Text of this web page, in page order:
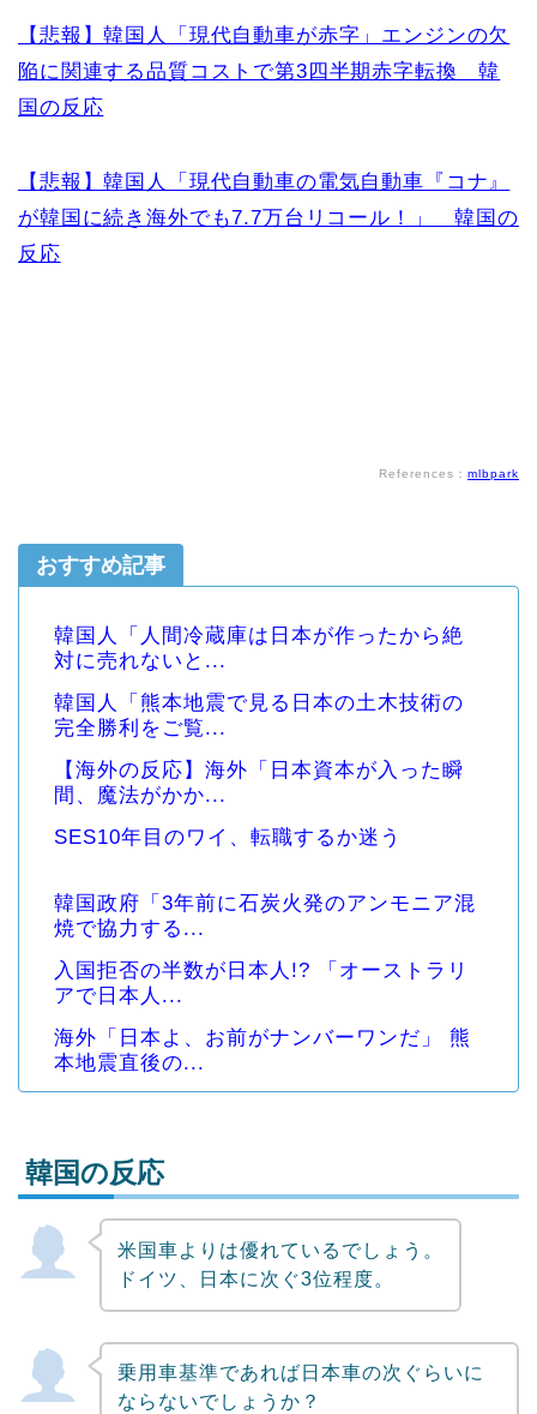
【悲報】韓国人「現代自動車が赤字」エンジンの欠
陥に関連する品質コストで第3四半期赤字転換 韓
国の反応
【悲報】韓国人「現代自動車の電気自動車『コナ』
が韓国に続き海外でも7.7万台リコール！」 韓国の
反応
References： mlbpark
おすすめ記事
韓国人「人間冷蔵庫は日本が作ったから絶
対に売れないと...
韓国人「熊本地震で見る日本の土木技術の
完全勝利をご覧...
【海外の反応】海外「日本資本が入った瞬
間、魔法がかか...
SES10年目のワイ、転職するか迷う
韓国政府「3年前に石炭火発のアンモニア混
焼で協力する...
入国拒否の半数が日本人!? 「オーストラリ
アで日本人...
海外「日本よ、お前がナンバーワンだ」 熊
本地震直後の...
Powered by livedoor 相互RSS
韓国の反応
米国車よりは優れているでしょう。
ドイツ、日本に次ぐ3位程度。
乗用車基準であれば日本車の次ぐらいに
ならないでしょうか？